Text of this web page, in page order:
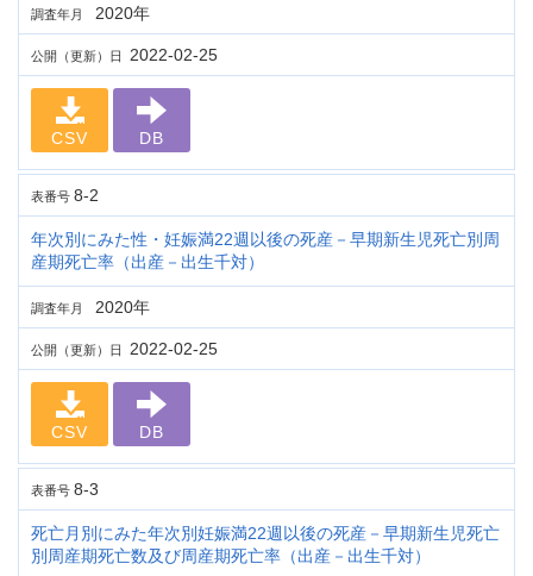
調査年月 2020年
公開（更新）日 2022-02-25
CSV DB
表番号 8-2
年次別にみた性・妊娠満22週以後の死産－早期新生児死亡別周
産期死亡率（出産－出生千対）
調査年月 2020年
公開（更新）日 2022-02-25
CSV DB
表番号 8-3
死亡月別にみた年次別妊娠満22週以後の死産－早期新生児死亡
別周産期死亡数及び周産期死亡率（出産－出生千対）